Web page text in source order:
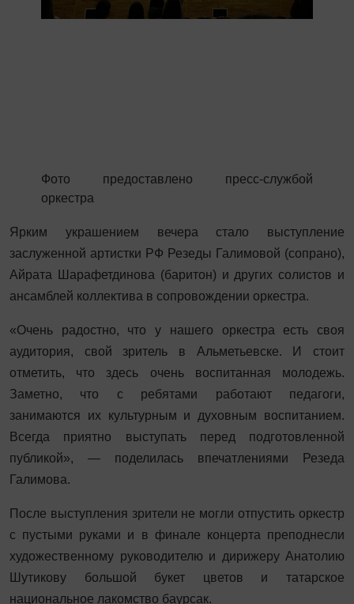
Фото предоставлено пресс-службой
оркестра
Ярким украшением вечера стало выступление
заслуженной артистки РФ Резеды Галимовой (сопрано),
Айрата Шарафетдинова (баритон) и других солистов и
ансамблей коллектива в сопровождении оркестра.
«Очень радостно, что у нашего оркестра есть своя
аудитория, свой зритель в Альметьевске. И стоит
отметить, что здесь очень воспитанная молодежь.
Заметно, что с ребятами работают педагоги,
занимаются их культурным и духовным воспитанием.
Всегда приятно выступать перед подготовленной
публикой», — поделилась впечатлениями Резеда
Галимова.
После выступления зрители не могли отпустить оркестр
с пустыми руками и в финале концерта преподнесли
художественному руководителю и дирижеру Анатолию
Шутикову большой букет цветов и татарское
национальное лакомство баурсак.